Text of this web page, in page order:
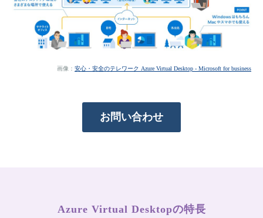
画像： 安心・安全のテレワーク Azure Virtual Desktop - Microsoft for business
お問い合わせ
Azure Virtual Desktopの特長